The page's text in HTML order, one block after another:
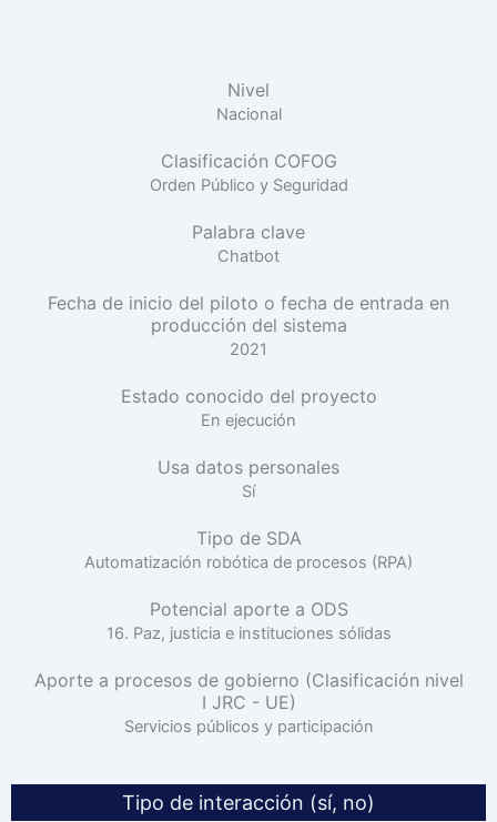
Nivel
Nacional
Clasificación COFOG
Orden Público y Seguridad
Palabra clave
Chatbot
Fecha de inicio del piloto o fecha de entrada en
producción del sistema
2021
Estado conocido del proyecto
En ejecución
Usa datos personales
Sí
Tipo de SDA
Automatización robótica de procesos (RPA)
Potencial aporte a ODS
16. Paz, justicia e instituciones sólidas
Aporte a procesos de gobierno (Clasificación nivel
I JRC - UE)
Servicios públicos y participación
Tipo de interacción (sí, no)